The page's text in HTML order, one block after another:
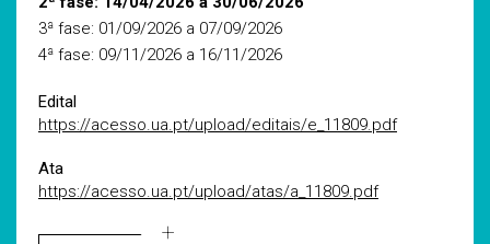
3ª fase: 01/09/2026 a 07/09/2026
4ª fase: 09/11/2026 a 16/11/2026
Edital
https://acesso.ua.pt/upload/editais/e_11809.pdf
Ata
https://acesso.ua.pt/upload/atas/a_11809.pdf